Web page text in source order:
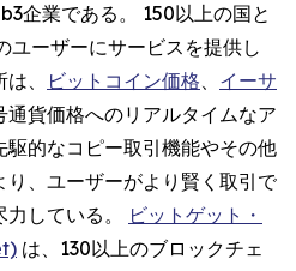
企業である。 150以上の国と
ユーザーにサービスを提供し
、
ビットコイン価格、 イーサ
通貨価格へのリアルタイムなア
駆的なコピー取引機能やその他
、ユーザーがより賢く取引で
している。
ビットゲット・
は、130以上のブロックチェ